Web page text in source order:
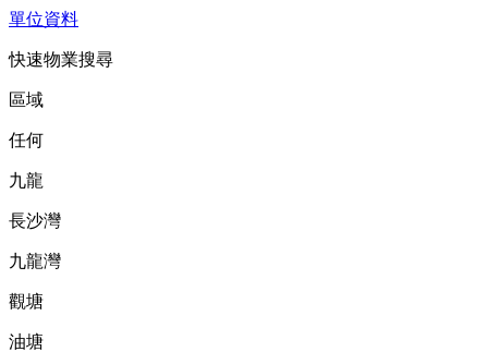
單位資料
快速物業搜尋
區域
任何
九龍
長沙灣
九龍灣
觀塘
油塘